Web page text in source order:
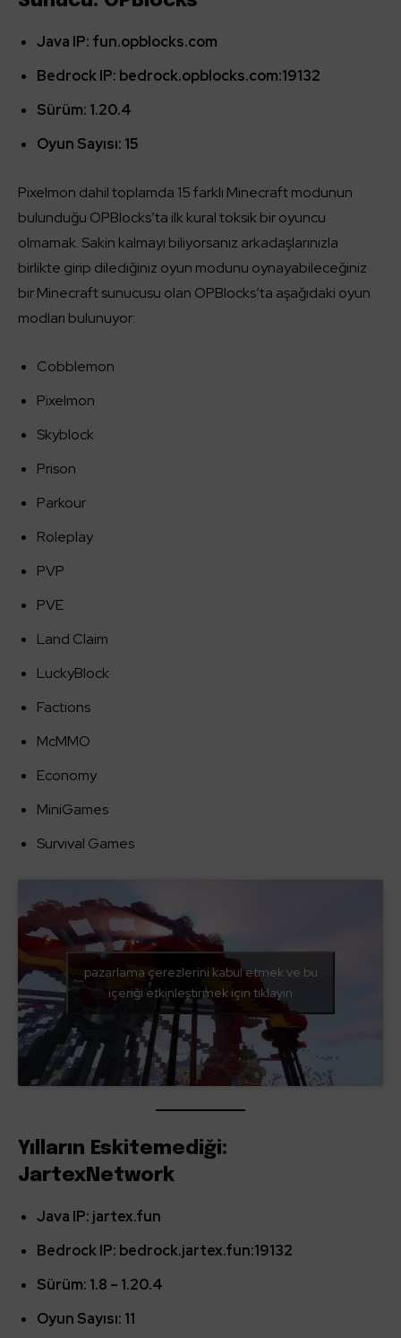
Java IP: fun.opblocks.com
Bedrock IP: bedrock.opblocks.com:19132
Sürüm: 1.20.4
Oyun Sayısı: 15
Pixelmon dahil toplamda 15 farklı Minecraft modunun
bulunduğu OPBlocks’ta ilk kural toksik bir oyuncu
olmamak. Sakin kalmayı biliyorsanız arkadaşlarınızla
birlikte girip dilediğiniz oyun modunu oynayabileceğiniz
bir Minecraft sunucusu olan OPBlocks’ta aşağıdaki oyun
modları bulunuyor:
Cobblemon
Pixelmon
Skyblock
Prison
Parkour
Roleplay
PVP
PVE
Land Claim
LuckyBlock
Factions
McMMO
Economy
MiniGames
Survival Games
pazarlama çerezlerini kabul etmek ve bu
içeriği etkinleştirmek için tıklayın
Yılların Eskitemediği:
JartexNetwork
Java IP: jartex.fun
Bedrock IP: bedrock.jartex.fun:19132
Sürüm: 1.8 – 1.20.4
Oyun Sayısı: 11